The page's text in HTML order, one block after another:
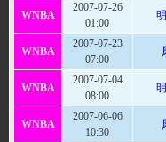
WNBA
2007-07-26
01:00
WNBA
2007-07-23
07:00
WNBA
2007-07-04
08:00
WNBA
2007-06-06
10:30